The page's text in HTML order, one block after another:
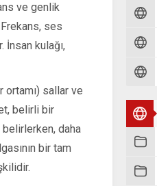
ve genlik
ses
İnsan kulağı,
sallar ve
belirli bir
daha
bir tam